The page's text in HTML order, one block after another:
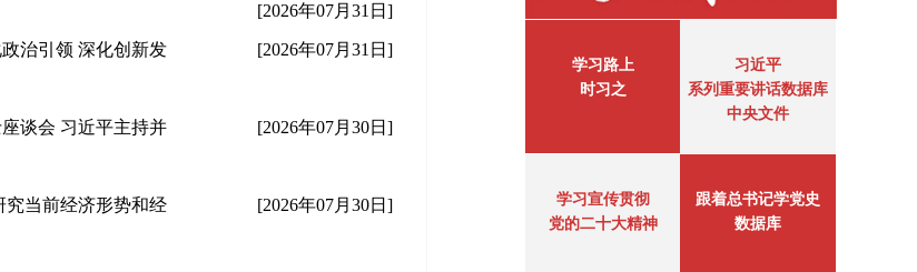
[2026年07月31日]
治引领 深化创新发 [2026年07月31日]
谈会 习近平主持并 [2026年07月30日]
究当前经济形势和经 [2026年07月30日]
学习路上
时习之
习近平
系列重要讲话数据库
中央文件
学习宣传贯彻
党的二十大精神
跟着总书记学党史
数据库